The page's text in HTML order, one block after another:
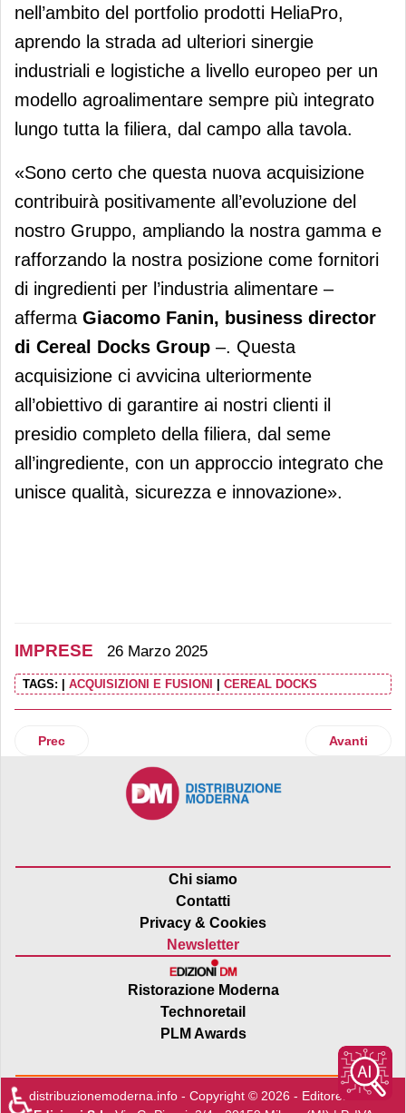
nell’ambito del portfolio prodotti HeliaPro,
aprendo la strada ad ulteriori sinergie
industriali e logistiche a livello europeo per un
modello agroalimentare sempre più integrato
lungo tutta la filiera, dal campo alla tavola.
«Sono certo che questa nuova acquisizione
contribuirà positivamente all’evoluzione del
nostro Gruppo, ampliando la nostra gamma e
rafforzando la nostra posizione come fornitori
di ingredienti per l’industria alimentare –
afferma Giacomo Fanin, business director
di Cereal Docks Group –. Questa
acquisizione ci avvicina ulteriormente
all’obiettivo di garantire ai nostri clienti il
presidio completo della filiera, dal seme
all’ingrediente, con un approccio integrato che
unisce qualità, sicurezza e innovazione».
IMPRESE 26 Marzo 2025
TAGS: ACQUISIZIONI E FUSIONI CEREAL DOCKS
Articolo precedente: Giù i consumi di latte e Parmalat
Prec Articolo
Avanti
Chi siamo
Contatti
Privacy & Cookies
Newsletter
Ristorazione Moderna
Technoretail
PLM Awards
distribuzionemoderna.info - Copyright © 2026 - Editore:Edra